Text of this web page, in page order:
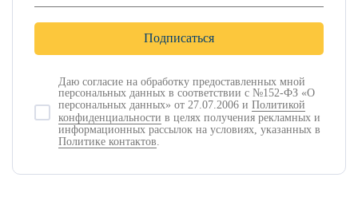
Даю согласие на обработку предоставленных мной
персональных данных в соответствии с №152-ФЗ «О
персональных данных» от 27.07.2006 и Политикой
конфиденциальности в целях получения рекламных и
информационных рассылок на условиях, указанных в
Политике контактов.